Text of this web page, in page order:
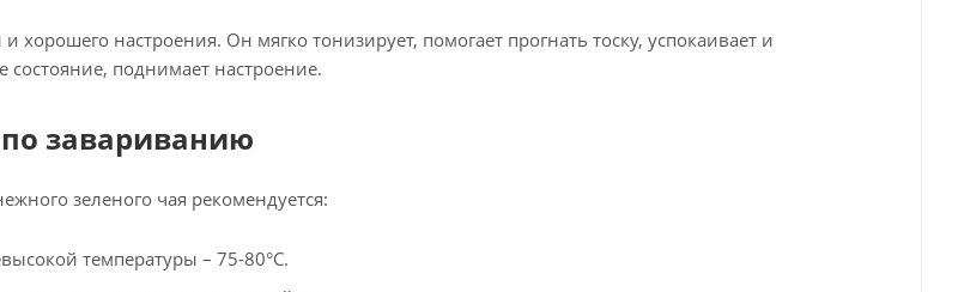
настроения. Он мягко тонизирует, помогает прогнать тоску, успокаивает и
состояние, поднимает настроение.
завариванию
зеленого чая рекомендуется:
температуры – 75-80°C.